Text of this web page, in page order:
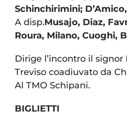
Schinchirimini;
A disp.Musajo, Diaz,
Roura, Milano, Cuoghi,
Dirige l’incontro il signor
Treviso coadiuvato da
Al TMO Schipani.
BIGLIETTI